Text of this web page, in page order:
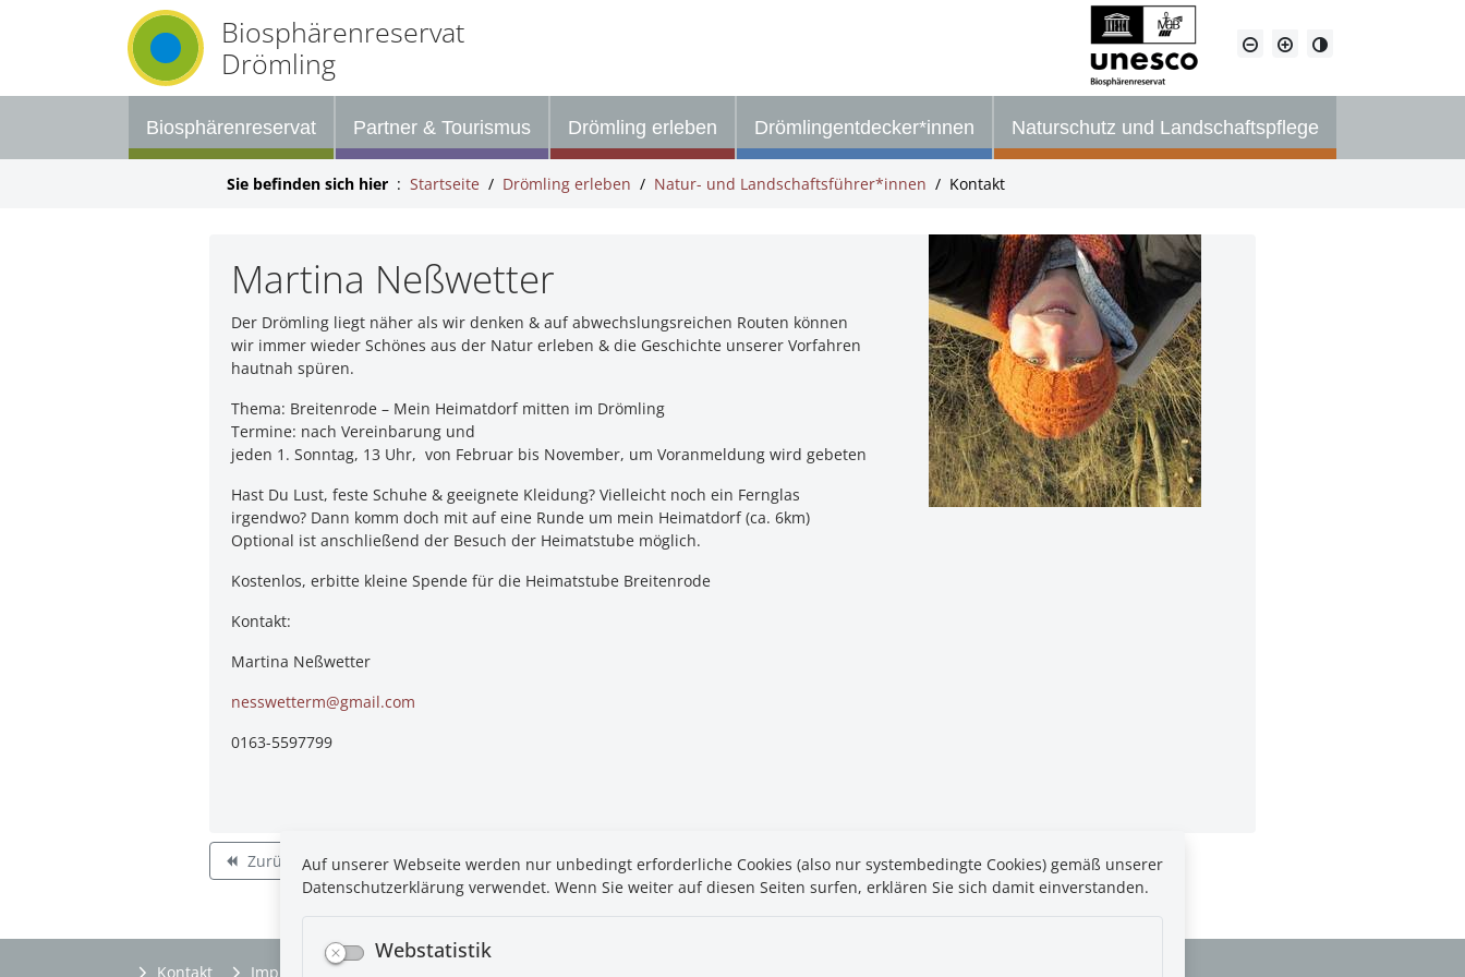
Auf unserer Webseite werden nur unbedingt erforderliche Cookies (also nur systembedingte Cookies) gemäß unserer
Datenschutzerklärung verwendet. Wenn Sie weiter auf diesen Seiten surfen, erklären Sie sich damit einverstanden.
Webstatistik
Biosphärenreservat
Drömling
Biosphärenreservat Partner & Tourismus Drömling erleben Drömlingentdecker*innen Naturschutz und Landschaftspflege
Sie befinden sich hier Startseite Drömling erleben Natur- und Landschaftsführer*innen Kontakt
Martina Neßwetter
Der Drömling liegt näher als wir denken & auf abwechslungsreichen Routen können
wir immer wieder Schönes aus der Natur erleben & die Geschichte unserer Vorfahren
hautnah spüren.
Thema: Breitenrode – Mein Heimatdorf mitten im Drömling
Termine: nach Vereinbarung und
jeden 1. Sonntag, 13 Uhr, von Februar bis November, um Voranmeldung wird gebeten
Hast Du Lust, feste Schuhe & geeignete Kleidung? Vielleicht noch ein Fernglas
irgendwo? Dann komm doch mit auf eine Runde um mein Heimatdorf (ca. 6km)
Optional ist anschließend der Besuch der Heimatstube möglich.
Kostenlos, erbitte kleine Spende für die Heimatstube Breitenrode
Kontakt:
Martina Neßwetter
nesswetterm@gmail.com
0163-5597799
backward Zurück
Kontakt Impressum